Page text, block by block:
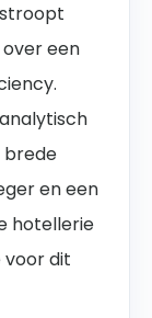
een
brede
en een
hotellerie
voor dit